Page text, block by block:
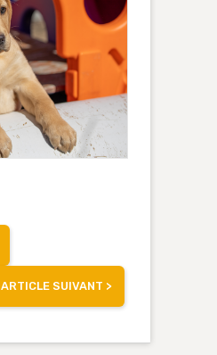
ARTICLE SUIVANT >